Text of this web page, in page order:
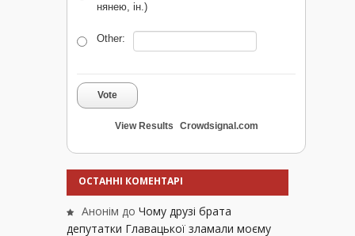
нянею, ін.)
Other:
Vote
View Results Crowdsignal.com
ОСТАННІ КОМЕНТАРІ
Анонім до Чому друзі брата
депутатки Главацької зламали моєму